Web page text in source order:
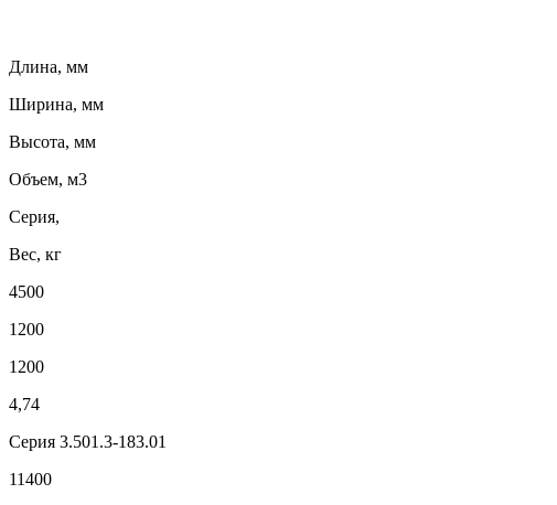
Длина, мм
Ширина, мм
Высота, мм
Объем, м3
Серия,
Вес, кг
4500
1200
1200
4,74
Серия 3.501.3-183.01
11400